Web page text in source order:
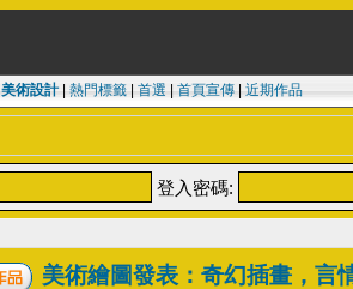
美術設計| 熱門標籤| 首選 首頁宣傳| 近期作品
登入密碼:
美術繪圖發表：奇幻插畫，言